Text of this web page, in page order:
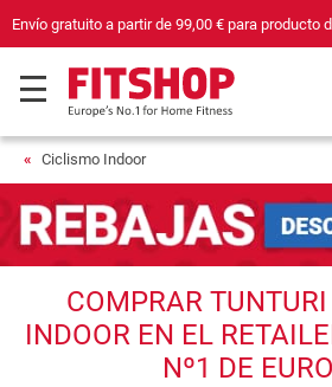
Envío gratuito a partir de 99,00 €para producto
Ciclismo Indoor
COMPRAR
INDOOR EN EL
Nº1 DE